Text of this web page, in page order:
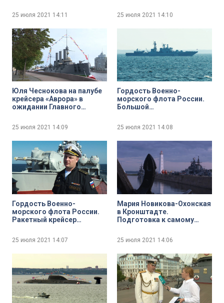
25 июля 2021 14:11 25 июля 2021 14:10
Юля Чеснокова на палубе
крейсера «Аврора» в
ожидании Главного
25 июля 2021 14:09
Гордость Военно-
морского флота России.
Большой
Кулаков»
25 июля 2021 14:08
Гордость Военно-
морского флота России.
Ракетный крейсер
25 июля 2021 14:07
Мария Новикова-Охонская
в Кронштадте.
Подготовка к самому
салюту
25 июля 2021 14:06